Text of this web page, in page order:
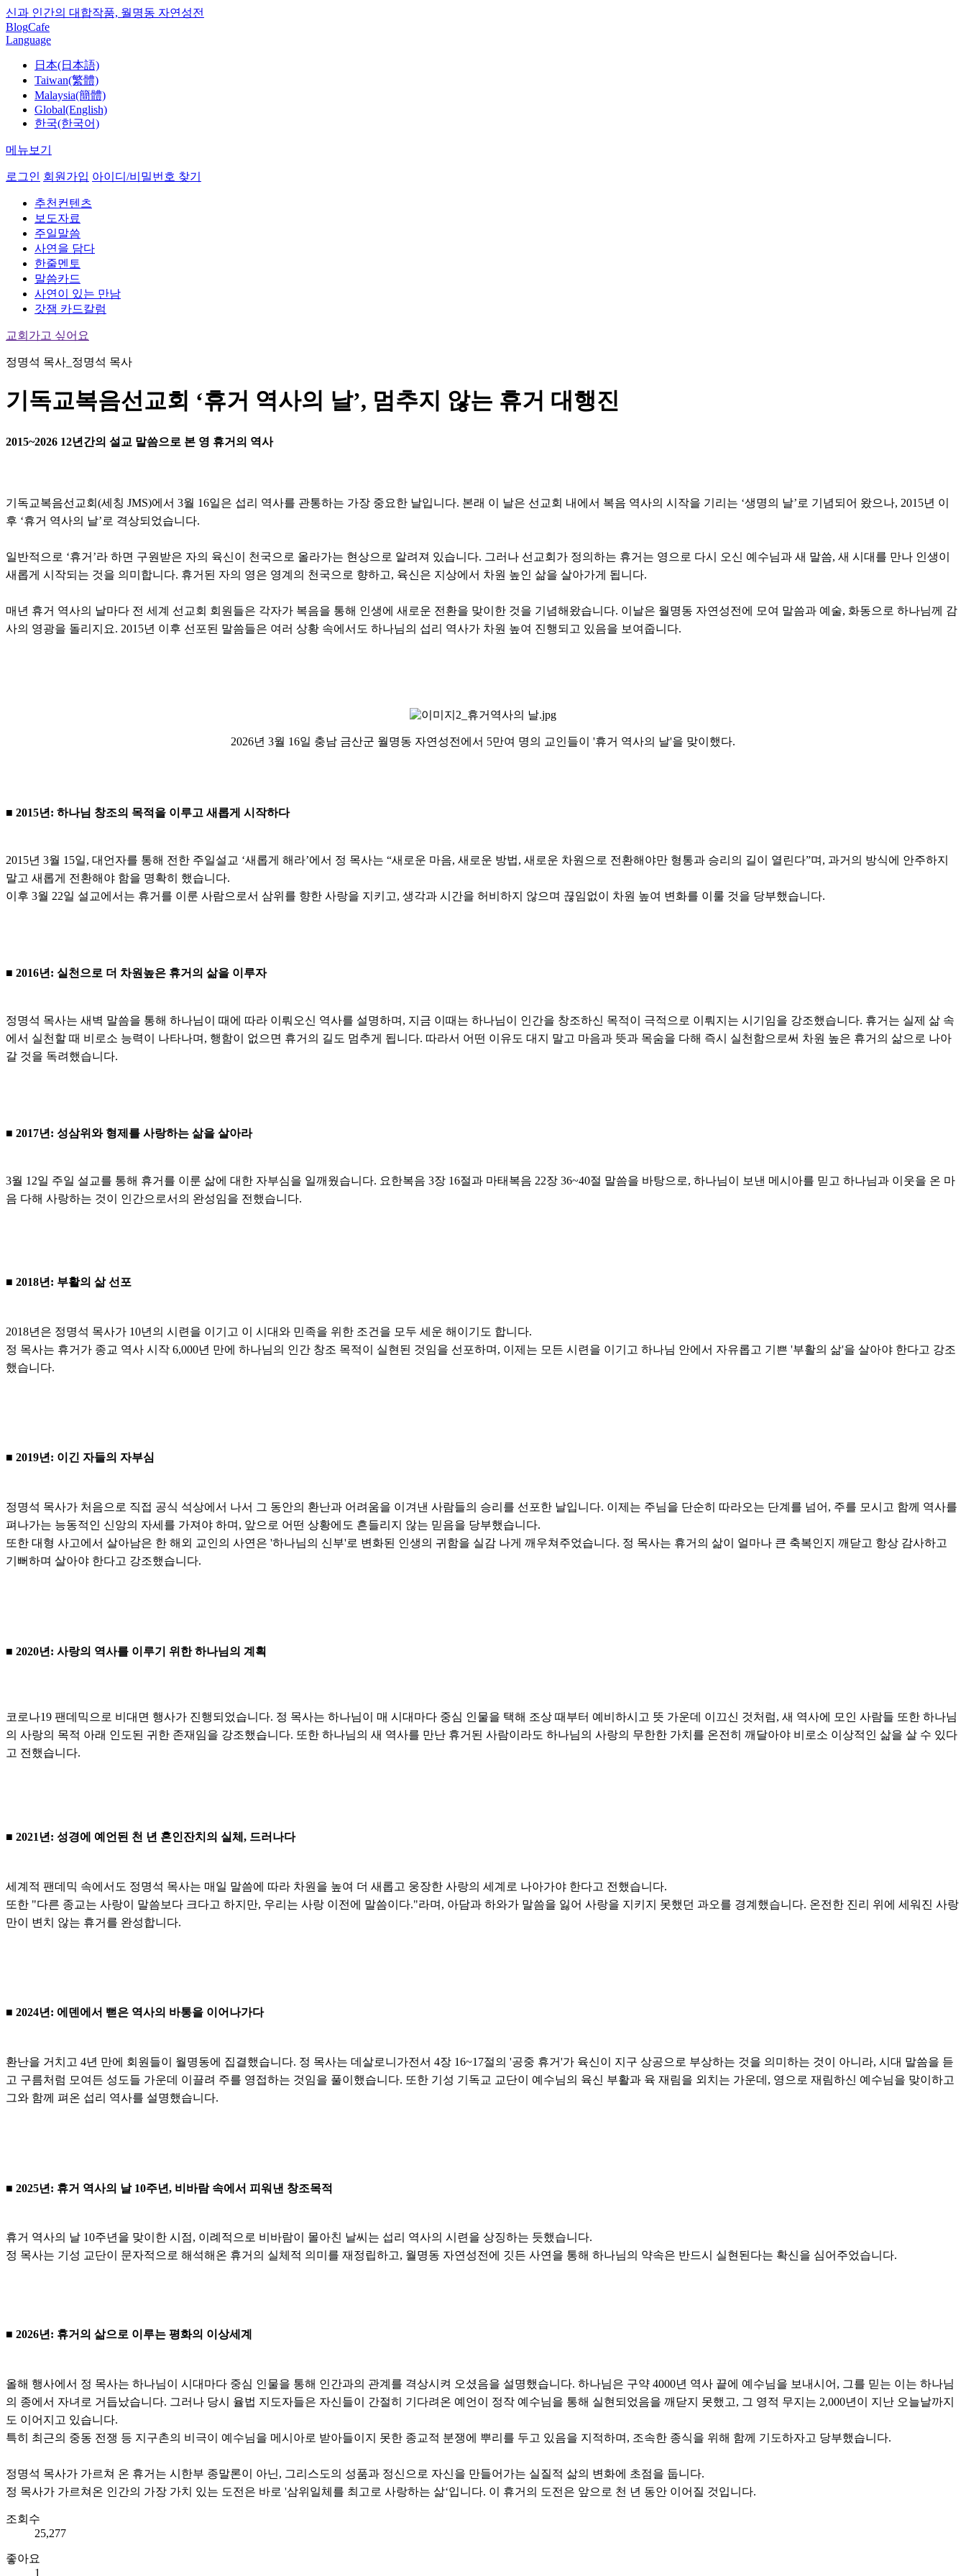
신과 인간의 대합작품, 월명동 자연성전
BlogCafe
Language
日本(日本語)
Taiwan(繁體)
Malaysia(簡體)
Global(English)
한국(한국어)
메뉴보기
로그인 회원가입 아이디/비밀번호 찾기
추천컨텐츠
보도자료
주일말씀
사연을 담다
한줄멘토
말씀카드
사연이 있는 만남
갓잼 카드칼럼
교회가고 싶어요
정명석 목사_정명석 목사
기독교복음선교회 ‘휴거 역사의 날’, 멈추지 않는 휴거 대행진
2015~2026 12년간의 설교 말씀으로 본 영 휴거의 역사
기독교복음선교회(세칭 JMS)에서 3월 16일은 섭리 역사를 관통하는 가장 중요한 날입니다. 본래 이 날은 선교회 내에서 복음 역사의 시작을 기리는 ‘생명의 날’로 기념되어 왔으나, 2015년 이
후 ‘휴거 역사의 날’로 격상되었습니다.
일반적으로 ‘휴거’라 하면 구원받은 자의 육신이 천국으로 올라가는 현상으로 알려져 있습니다. 그러나 선교회가 정의하는 휴거는 영으로 다시 오신 예수님과 새 말씀, 새 시대를 만나 인생이
새롭게 시작되는 것을 의미합니다. 휴거된 자의 영은 영계의 천국으로 향하고, 육신은 지상에서 차원 높인 삶을 살아가게 됩니다.
매년 휴거 역사의 날마다 전 세계 선교회 회원들은 각자가 복음을 통해 인생에 새로운 전환을 맞이한 것을 기념해왔습니다. 이날은 월명동 자연성전에 모여 말씀과 예술, 화동으로 하나님께 감
사의 영광을 돌리지요. 2015년 이후 선포된 말씀들은 여러 상황 속에서도 하나님의 섭리 역사가 차원 높여 진행되고 있음을 보여줍니다.
2026년 3월 16일 충남 금산군 월명동 자연성전에서 5만여 명의 교인들이 '휴거 역사의 날'을 맞이했다.
■ 2015년: 하나님 창조의 목적을 이루고 새롭게 시작하다
2015년 3월 15일, 대언자를 통해 전한 주일설교 ‘새롭게 해라’에서 정 목사는 “새로운 마음, 새로운 방법, 새로운 차원으로 전환해야만 형통과 승리의 길이 열린다”며, 과거의 방식에 안주하지
말고 새롭게 전환해야 함을 명확히 했습니다.
이후 3월 22일 설교에서는 휴거를 이룬 사람으로서 삼위를 향한 사랑을 지키고, 생각과 시간을 허비하지 않으며 끊임없이 차원 높여 변화를 이룰 것을 당부했습니다.
■ 2016년: 실천으로 더 차원높은 휴거의 삶을 이루자
정명석 목사는 새벽 말씀을 통해 하나님이 때에 따라 이뤄오신 역사를 설명하며, 지금 이때는 하나님이 인간을 창조하신 목적이 극적으로 이뤄지는 시기임을 강조했습니다. 휴거는 실제 삶 속
에서 실천할 때 비로소 능력이 나타나며, 행함이 없으면 휴거의 길도 멈추게 됩니다. 따라서 어떤 이유도 대지 말고 마음과 뜻과 목숨을 다해 즉시 실천함으로써 차원 높은 휴거의 삶으로 나아
갈 것을 독려했습니다.
■ 2017년: 성삼위와 형제를 사랑하는 삶을 살아라
3월 12일 주일 설교를 통해 휴거를 이룬 삶에 대한 자부심을 일깨웠습니다. 요한복음 3장 16절과 마태복음 22장 36~40절 말씀을 바탕으로, 하나님이 보낸 메시아를 믿고 하나님과 이웃을 온 마
음 다해 사랑하는 것이 인간으로서의 완성임을 전했습니다.
■ 2018년: 부활의 삶 선포
2018년은 정명석 목사가 10년의 시련을 이기고 이 시대와 민족을 위한 조건을 모두 세운 해이기도 합니다.
정 목사는 휴거가 종교 역사 시작 6,000년 만에 하나님의 인간 창조 목적이 실현된 것임을 선포하며, 이제는 모든 시련을 이기고 하나님 안에서 자유롭고 기쁜 '부활의 삶'을 살아야 한다고 강조
했습니다.
■ 2019년: 이긴 자들의 자부심
정명석 목사가 처음으로 직접 공식 석상에서 나서 그 동안의 환난과 어려움을 이겨낸 사람들의 승리를 선포한 날입니다. 이제는 주님을 단순히 따라오는 단계를 넘어, 주를 모시고 함께 역사를
펴나가는 능동적인 신앙의 자세를 가져야 하며, 앞으로 어떤 상황에도 흔들리지 않는 믿음을 당부했습니다.
또한 대형 사고에서 살아남은 한 해외 교인의 사연은 '하나님의 신부'로 변화된 인생의 귀함을 실감 나게 깨우쳐주었습니다. 정 목사는 휴거의 삶이 얼마나 큰 축복인지 깨닫고 항상 감사하고
기뻐하며 살아야 한다고 강조했습니다.
■ 2020년: 사랑의 역사를 이루기 위한 하나님의 계획
코로나19 팬데믹으로 비대면 행사가 진행되었습니다. 정 목사는 하나님이 매 시대마다 중심 인물을 택해 조상 때부터 예비하시고 뜻 가운데 이끄신 것처럼, 새 역사에 모인 사람들 또한 하나님
의 사랑의 목적 아래 인도된 귀한 존재임을 강조했습니다. 또한 하나님의 새 역사를 만난 휴거된 사람이라도 하나님의 사랑의 무한한 가치를 온전히 깨달아야 비로소 이상적인 삶을 살 수 있다
고 전했습니다.
■ 2021년: 성경에 예언된 천 년 혼인잔치의 실체, 드러나다
세계적 팬데믹 속에서도 정명석 목사는 매일 말씀에 따라 차원을 높여 더 새롭고 웅장한 사랑의 세계로 나아가야 한다고 전했습니다.
또한 "다른 종교는 사랑이 말씀보다 크다고 하지만, 우리는 사랑 이전에 말씀이다."라며, 아담과 하와가 말씀을 잃어 사랑을 지키지 못했던 과오를 경계했습니다. 온전한 진리 위에 세워진 사랑
만이 변치 않는 휴거를 완성합니다.
■ 2024년: 에덴에서 뻗은 역사의 바통을 이어나가다
환난을 거치고 4년 만에 회원들이 월명동에 집결했습니다. 정 목사는 데살로니가전서 4장 16~17절의 '공중 휴거'가 육신이 지구 상공으로 부상하는 것을 의미하는 것이 아니라, 시대 말씀을 듣
고 구름처럼 모여든 성도들 가운데 이끌려 주를 영접하는 것임을 풀이했습니다. 또한 기성 기독교 교단이 예수님의 육신 부활과 육 재림을 외치는 가운데, 영으로 재림하신 예수님을 맞이하고
그와 함께 펴온 섭리 역사를 설명했습니다.
■ 2025년: 휴거 역사의 날 10주년, 비바람 속에서 피워낸 창조목적
휴거 역사의 날 10주년을 맞이한 시점, 이례적으로 비바람이 몰아친 날씨는 섭리 역사의 시련을 상징하는 듯했습니다.
정 목사는 기성 교단이 문자적으로 해석해온 휴거의 실체적 의미를 재정립하고, 월명동 자연성전에 깃든 사연을 통해 하나님의 약속은 반드시 실현된다는 확신을 심어주었습니다.
■ 2026년: 휴거의 삶으로 이루는 평화의 이상세계
올해 행사에서 정 목사는 하나님이 시대마다 중심 인물을 통해 인간과의 관계를 격상시켜 오셨음을 설명했습니다. 하나님은 구약 4000년 역사 끝에 예수님을 보내시어, 그를 믿는 이는 하나님
의 종에서 자녀로 거듭났습니다. 그러나 당시 율법 지도자들은 자신들이 간절히 기다려온 예언이 정작 예수님을 통해 실현되었음을 깨닫지 못했고, 그 영적 무지는 2,000년이 지난 오늘날까지
도 이어지고 있습니다.
특히 최근의 중동 전쟁 등 지구촌의 비극이 예수님을 메시아로 받아들이지 못한 종교적 분쟁에 뿌리를 두고 있음을 지적하며, 조속한 종식을 위해 함께 기도하자고 당부했습니다.
정명석 목사가 가르쳐 온 휴거는 시한부 종말론이 아닌, 그리스도의 성품과 정신으로 자신을 만들어가는 실질적 삶의 변화에 초점을 둡니다.
정 목사가 가르쳐온 인간의 가장 가치 있는 도전은 바로 '삼위일체를 최고로 사랑하는 삶‘입니다. 이 휴거의 도전은 앞으로 천 년 동안 이어질 것입니다.
조회수
25,277
좋아요
1